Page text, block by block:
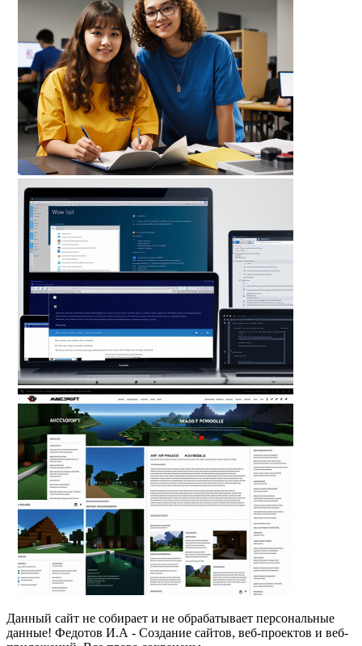
Данный сайт не собирает и не обрабатывает персональные
данные! Федотов И.А - Создание сайтов, веб-проектов и веб-